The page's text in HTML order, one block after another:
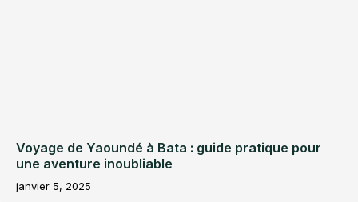
Voyage de Yaoundé à Bata : guide pratique pour
une aventure inoubliable
janvier 5, 2025